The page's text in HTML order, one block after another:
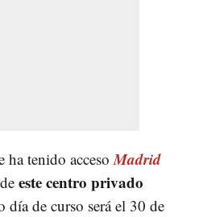
tenido acceso Madrid
este centro privado
de curso será el 30 de